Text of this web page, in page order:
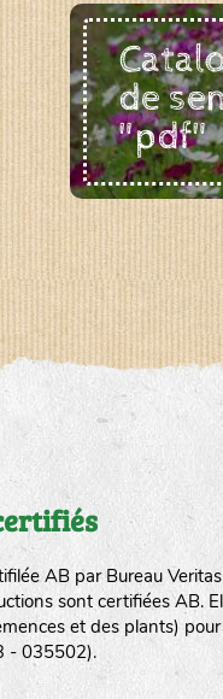
de
"pdf"
AB par Bureau
sont certifiées AB.
et des plants)
- 035502).